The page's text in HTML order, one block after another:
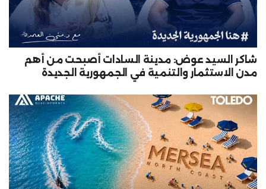
شاكر السيد عوض: مدينة السادات أصبحت من أهم
مدن الاستثمار والتنمية في الجمهورية الجديدة